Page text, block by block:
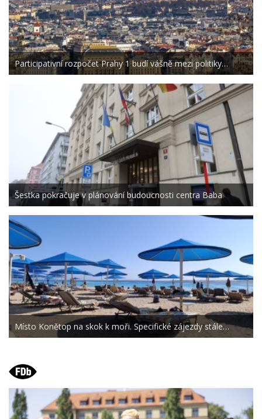
Participativní rozpočet Prahy 1 budí vášně mezi politiky…
Šestka pokračuje v plánování budoucnosti centra Baba
Místo Konětop na skok k moři. Specifické zájezdy stále…